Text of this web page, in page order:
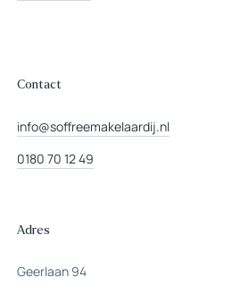
Contact
info@soffreemakelaardij.nl
0180 70 12 49
Adres
Geerlaan 94